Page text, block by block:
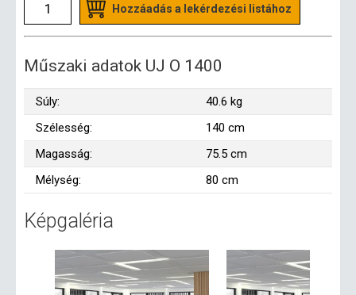
Hozzáadás a lekérdezési listához
Műszaki adatok UJ O 1400
Súly:
40.6 kg
Szélesség:
140 cm
Magasság:
75.5 cm
Mélység:
80 cm
Képgaléria